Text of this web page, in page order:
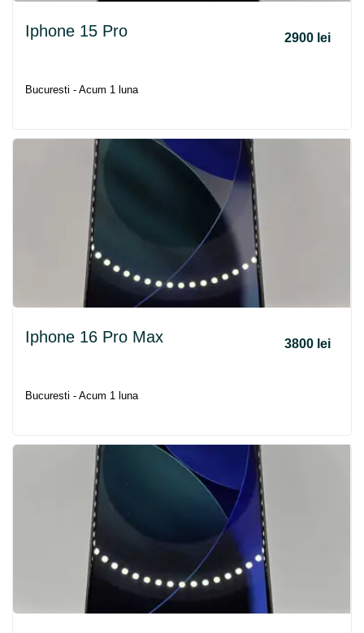
Iphone 15 Pro 2900 lei
Bucuresti - Acum 1 luna
Iphone 16 Pro Max 3800 lei
Bucuresti - Acum 1 luna